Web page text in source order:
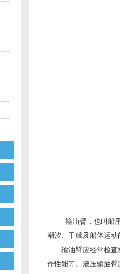
输油臂，也叫船用
潮汐、干舷及船体运动
输油臂应经常检查和
作性能等。液压输油